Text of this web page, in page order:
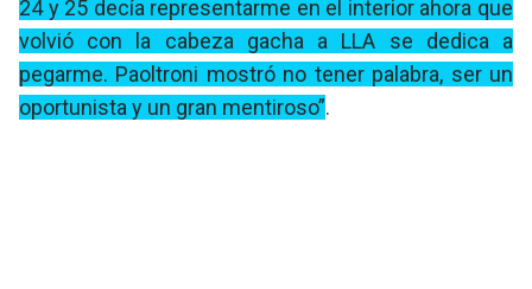
24 y 25 decía representarme en el interior ahora que
volvió con la cabeza gacha a LLA se dedica a
pegarme. Paoltroni mostró no tener palabra, ser un
oportunista y un gran mentiroso”.